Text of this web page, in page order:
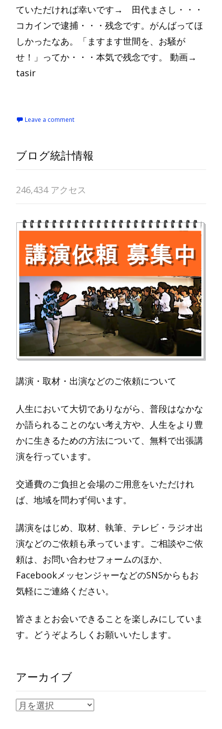
ていただければ幸いです→ 田代まさし・・・
コカインで逮捕・・・残念です。がんばってほ
しかったなあ。「ますます世間を、お騒が
せ！」ってか・・・本気で残念です。 動画→
tasir
Leave a comment
ブログ統計情報
246,434 アクセス
講演・取材・出演などのご依頼について
人生において大切でありながら、普段はなかな
か語られることのない考え方や、人生をより豊
かに生きるための方法について、無料で出張講
演を行っています。
交通費のご負担と会場のご用意をいただけれ
ば、地域を問わず伺います。
講演をはじめ、取材、執筆、テレビ・ラジオ出
演などのご依頼も承っています。ご相談やご依
頼は、お問い合わせフォームのほか、
FacebookメッセンジャーなどのSNSからもお
気軽にご連絡ください。
皆さまとお会いできることを楽しみにしていま
す。どうぞよろしくお願いいたします。
アーカイブ
ア